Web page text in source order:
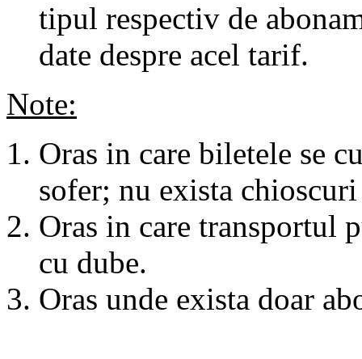
tipul respectiv de
date despre acel tarif.
Note:
Oras in care biletele se
sofer; nu exista
Oras in care transportul
cu dube.
Oras unde exista doar